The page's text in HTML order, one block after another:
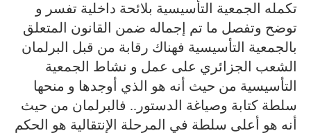
تكمله الجمعية التأسيسية بلائحة داخلية تفسر و
توضح وتفصل ما تم إجماله ضمن القانون المتعلق
بالجمعية التأسيسية فهناك رقابة من قبل البرلمان
الشعب الجزائري على عمل و نشاط الجمعية
التأسيسية من حيث أنه هو الذي أوجدها و منحها
سلطة كتابة وصياغة الدستور.. فالبرلمان من حيث
أنه هو أعلى سلطة في المرحلة الإنتقالية هو الحكم